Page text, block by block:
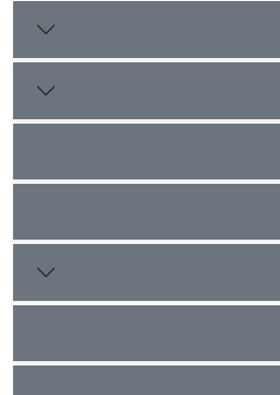
نقش مهمی در شکل‌گیری آن دارد.